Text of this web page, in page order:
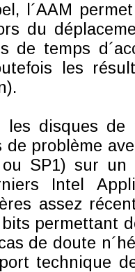
l´AAM
du
de temps
les
les disques de
problème
SP1) sur un
Intel
assez
permettant
de doute
technique